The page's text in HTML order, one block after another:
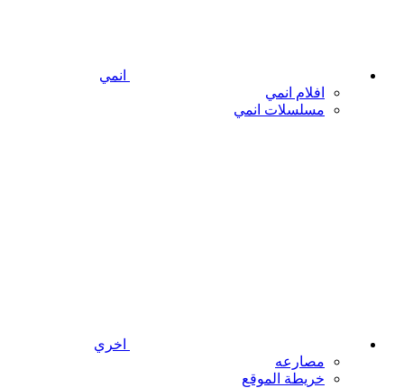
انمي
افلام انمي
مسلسلات انمي
اخري
مصارعه
خريطة الموقع